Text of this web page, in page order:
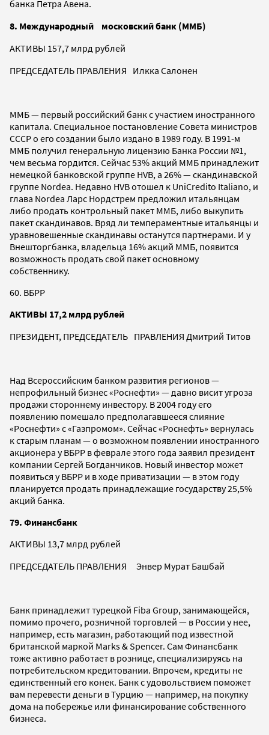
банка Петра Авена.
8. Международный московский банк (ММБ)
АКТИВЫ 157,7 млрд рублей
ПРЕДСЕДАТЕЛЬ ПРАВЛЕНИЯ Илкка Салонен
ММБ — первый российский банк с участием иностранного
капитала. Специальное постановление Совета министров
СССР о его создании было издано в 1989 году. В 1991-м
ММБ получил генеральную лицензию Банка России №1,
чем весьма гордится. Сейчас 53% акций ММБ принадлежит
немецкой банковской группе HVB, а 26% — скандинавской
группе Nordea. Недавно HVB отошел к UniCredito Italiano, и
глава Nordea Ларс Нордстрем предложил итальянцам
либо продать контрольный пакет ММБ, либо выкупить
пакет скандинавов. Вряд ли темпераментные итальянцы и
уравновешенные скандинавы останутся партнерами. И у
Внешторгбанка, владельца 16% акций ММБ, появится
возможность продать свой пакет основному
собственнику.
60. ВБРР
АКТИВЫ 17,2 млрд рублей
ПРЕЗИДЕНТ, ПРЕДСЕДАТЕЛЬ ПРАВЛЕНИЯ Дмитрий Титов
Над Всероссийским банком развития регионов —
непрофильный бизнес «Роснефти» — давно висит угроза
продажи стороннему инвестору. В 2004 году его
появлению помешало предполагавшееся слияние
«Роснефти» с «Газпромом». Сейчас «Роснефть» вернулась
к старым планам — о возможном появлении иностранного
акционера у ВБРР в феврале этого года заявил президент
компании Сергей Богданчиков. Новый инвестор может
появиться у ВБРР и в ходе приватизации — в этом году
планируется продать принадлежащие государству 25,5%
акций банка.
79. Финансбанк
АКТИВЫ 13,7 млрд рублей
ПРЕДСЕДАТЕЛЬ ПРАВЛЕНИЯ Энвер Мурат Башбай
Банк принадлежит турецкой Fiba Group, занимающейся,
помимо прочего, розничной торговлей — в России у нее,
например, есть магазин, работающий под известной
британской маркой Marks & Spencer. Сам Финансбанк
тоже активно работает в рознице, специализируясь на
потребительском кредитовании. Впрочем, кредиты не
единственный его конек. Банк с удовольствием поможет
вам перевести деньги в Турцию — например, на покупку
дома на побережье или финансирование собственного
бизнеса.